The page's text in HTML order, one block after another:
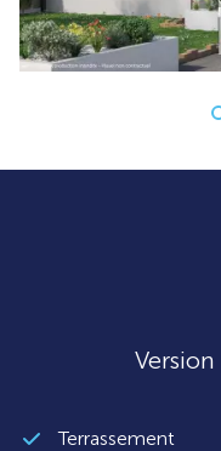
Version
Terrassement